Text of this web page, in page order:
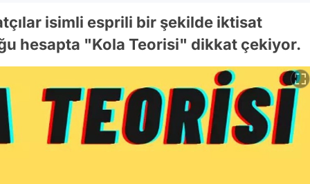
isimli esprili bir şekilde iktisat
hesapta "Kola Teorisi" dikkat çekiyor.